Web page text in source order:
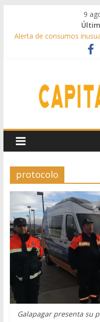
9
Alerta de consumos
telelectura de Canal de
Francisco Garcinuño
patronales de Pozuelo
El Festival Escenas de
beneficios fiscales en 2025
protocolo
Galapagar presenta su